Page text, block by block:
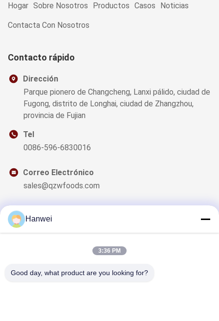
Hogar Sobre Nosotros Productos Casos Noticias
Contacta Con Nosotros
Contacto rápido
Dirección
Parque pionero de Changcheng, Lanxi pálido, ciudad de
Fugong, distrito de Longhai, ciudad de Zhangzhou,
provincia de Fujian
Tel
0086-596-6830016
Correo Electrónico
sales@qzwfoods.com
Hanwei
3:36 PM
Good day, what product are you looking for?